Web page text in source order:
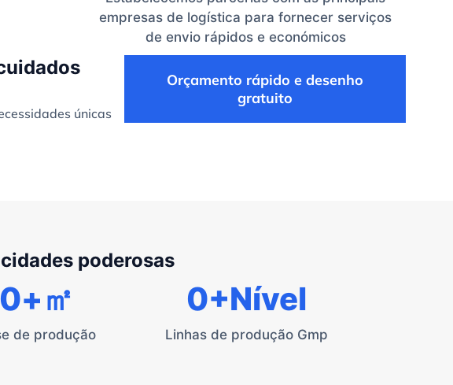
empresas de logística para fornecer serviços
de envio rápidos e económicos
únicas
Orçamento rápido e desenho
gratuito
poderosas
de produção
0+㎡
Linhas de produção Gmp
0+Nível